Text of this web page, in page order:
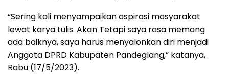
“Sering kali menyampaikan aspirasi masyarakat
lewat karya tulis. Akan Tetapi saya rasa memang
ada baiknya, saya harus menyalonkan diri menjadi
Anggota DPRD Kabupaten Pandeglang,” katanya,
Rabu (17/5/2023).